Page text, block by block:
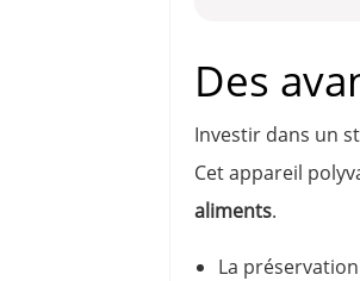
Des
Investir dans un
Cet appareil
aliments.
La